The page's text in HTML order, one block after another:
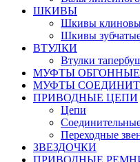
ШКИВЫ
Шкивы
Шкивы
ВТУЛКИ
Втулки
МУФТЫ ОБГОННЫЕ
МУФТЫ
ПРИВОДНЫЕ ЦЕПИ
Цепи
Переходные
ЗВЕЗДОЧКИ
ПРИВОДНЫЕ